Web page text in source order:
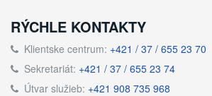
RÝCHLE KONTAKTY
Klientske centrum: +421 / 37 / 655 23 70
Sekretariát: +421 / 37 / 655 23 74
Útvar služieb: +421 908 735 968